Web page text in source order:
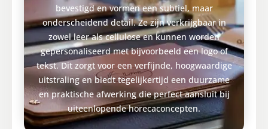
bevestigd en vormen een subtiel, maar
onderscheidend detail. Ze zijn verkrijgbaar in
zowel leer als cellulose en kunnen worden
gepersonaliseerd met bijvoorbeeld een logo of
tekst. Dit zorgt voor een verfijnde, hoogwaardige
uitstraling en biedt tegelijkertijd een duurzame
en praktische afwerking die perfect aansluit bij
uiteenlopende horecaconcepten.